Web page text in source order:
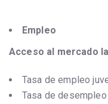
Empleo
Acceso al mercado
Tasa de empleo
Tasa de desempleo